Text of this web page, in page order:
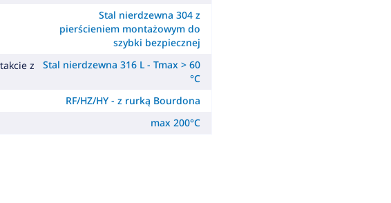
Stal nierdzewna 304 z
pierścieniem montażowym do
szybki bezpiecznej
z
Stal nierdzewna 316 L - Tmax > 60
°C
RF/HZ/HY - z rurką Bourdona
max 200°C